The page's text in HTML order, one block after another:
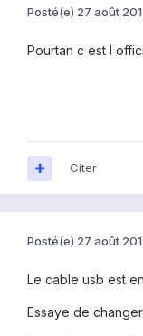
Posté(e) 27 août
Pourtan c est l
Citer
Posté(e) 27 août
Le cable usb est
Essaye de